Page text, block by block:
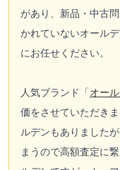
があり、新品・中古
かれていないオール
にお任せください。
人気ブランド「オー
価をさせていただき
ルデンもありました
まうので高額査定に